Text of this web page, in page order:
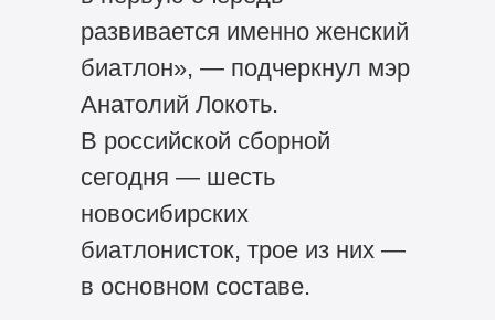
развивается именно женский
биатлон», — подчеркнул мэр
Анатолий Локоть.
В российской сборной
сегодня — шесть
новосибирских
биатлонисток, трое из них —
в основном составе.